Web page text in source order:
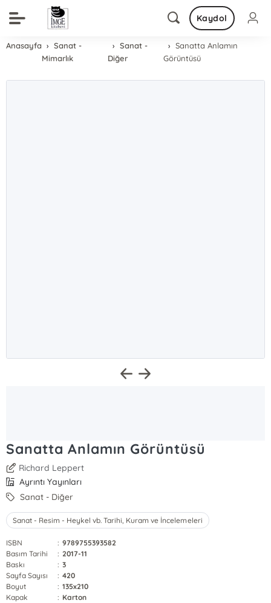
Kaydol
Anasayfa
Sanat -
Mimarlık
Sanat -
Diğer
Sanatta Anlamın
Görüntüsü
Sanatta Anlamın Görüntüsü
Richard Leppert
Ayrıntı Yayınları
Sanat - Diğer
Sanat - Resim - Heykel vb. Tarihi, Kuram ve İncelemeleri
ISBN : 9789755393582
Basım Tarihi
: 2017-11
Baskı
: 3
Sayfa Sayısı
: 420
Boyut
: 135x210
Kapak
: Karton